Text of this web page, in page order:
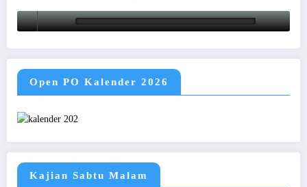
Open PO Kalender 2026
Kajian Sabtu Malam